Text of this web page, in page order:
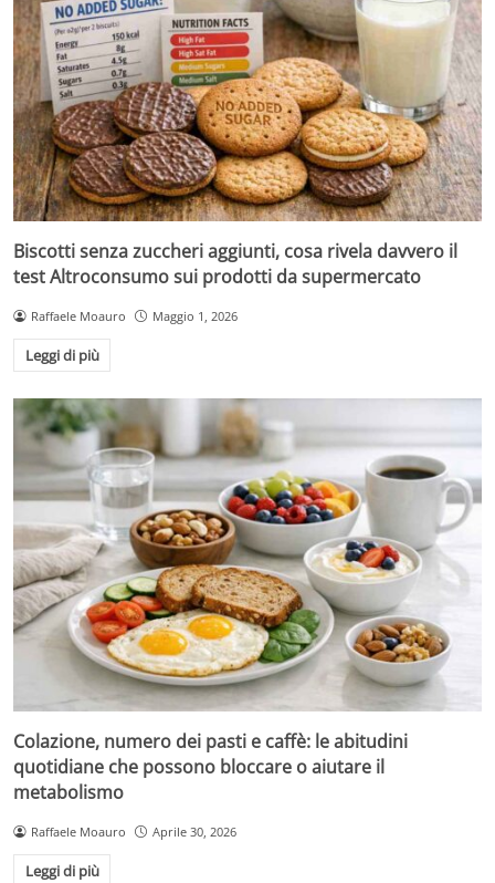
Biscotti senza zuccheri aggiunti, cosa rivela davvero il
test Altroconsumo sui prodotti da supermercato
Raffaele Moauro Maggio 1, 2026
Leggi di più
Colazione, numero dei pasti e caffè: le abitudini
quotidiane che possono bloccare o aiutare il
metabolismo
Raffaele Moauro Aprile 30, 2026
Leggi di più